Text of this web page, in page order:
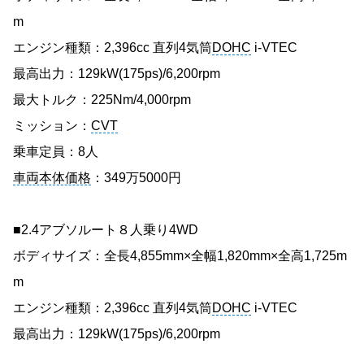
m
エンジン種類：2,396cc 直列4気筒DOHC i-VTEC
最高出力：129kW(175ps)/6,200rpm
最大トルク：225Nm/4,000rpm
ミッション： CVT
乗車定員：8人
車両本体価格 ：349万5000円
■2.4アブソルート８人乗り4WD
ボディサイズ：全長4,855mm×全幅1,820mm×全高1,725m
m
エンジン種類：2,396cc 直列4気筒DOHC i-VTEC
最高出力：129kW(175ps)/6,200rpm